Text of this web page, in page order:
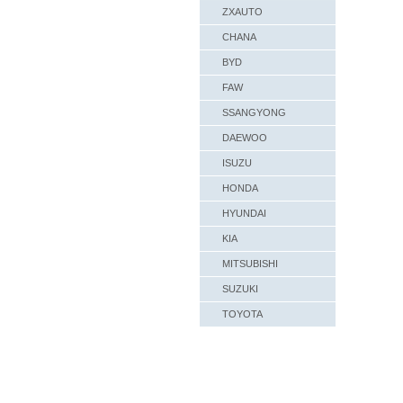
ZXAUTO
CHANA
BYD
FAW
SSANGYONG
DAEWOO
ISUZU
HONDA
HYUNDAI
KIA
MITSUBISHI
SUZUKI
TOYOTA